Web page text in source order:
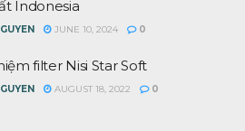
Indonesia
JUNE 10, 2024 0
filter Nisi Star Soft
AUGUST 18, 2022 0